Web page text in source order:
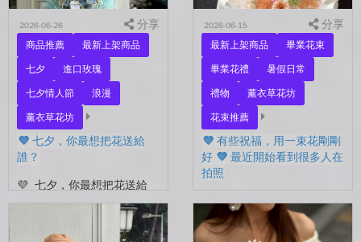
2026-06-26 分享
商品推薦
最新上架商品
七夕
進口玫瑰
七夕情人節
浪漫
薰衣草花坊
💜 七夕，你最想把花送給
誰？
💜 七夕，你最想把花送給
誰？ 是陪你走過每一天的
另一半，是一直默默支持你
的家人，還是那個努力生活
2026-06-15 分享
最新上架商品
畢業花束
畢業花禮
暑假日常
禮物
薰衣草花坊
花束推薦
💜 有些祝福，用一束花剛剛
好 💜 最近開始看到很多人在
拍照
💜 有些祝福，用一束花剛剛
好 💜 最近開始看到很多人
在拍照📷 穿著學士服、抱著